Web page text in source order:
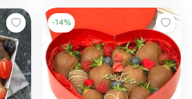
-14%